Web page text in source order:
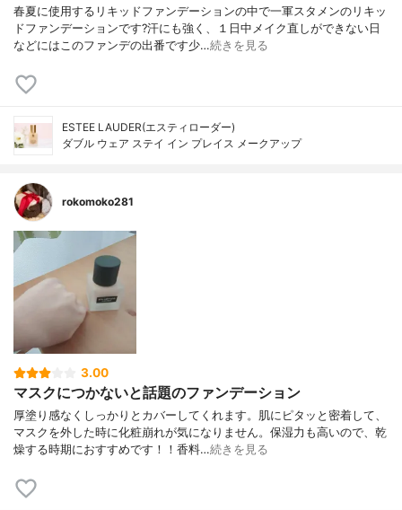
春夏に使用するリキッドファンデーションの中で一軍スタメンのリキッ
ドファンデーションです?汗にも強く、１日中メイク直しができない日
などにはこのファンデの出番です少…続きを見る
ESTEE LAUDER(エスティローダー)
ダブル ウェア ステイ イン プレイス メークアップ
rokomoko281
3.00
マスクにつかないと話題のファンデーション
厚塗り感なくしっかりとカバーしてくれます。肌にピタッと密着して、
マスクを外した時に化粧崩れが気になりません。保湿力も高いので、乾
燥する時期におすすめです！！香料…続きを見る